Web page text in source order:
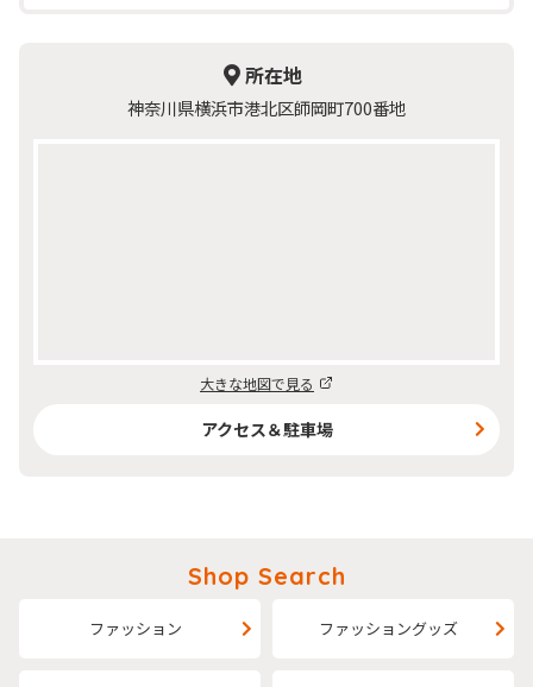
所在地
神奈川県横浜市港北区師岡町700番地
大きな地図で見る
アクセス＆駐車場
Shop Search
ファッション ファッショングッズ